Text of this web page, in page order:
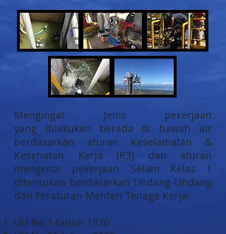
Mengingat Jenis pekerjaan
yang dilakukan berada di bawah air
berdasarkan aturan Keselamatan &
Kesehatan Kerja (K3) dan aturan
mengenai pekerjaan Selam Kelas 1
ditentukan berdasarkan Undang-Undang
dan Peraturan Menteri Tenaga Kerja:
UU No.1 tahun 1970